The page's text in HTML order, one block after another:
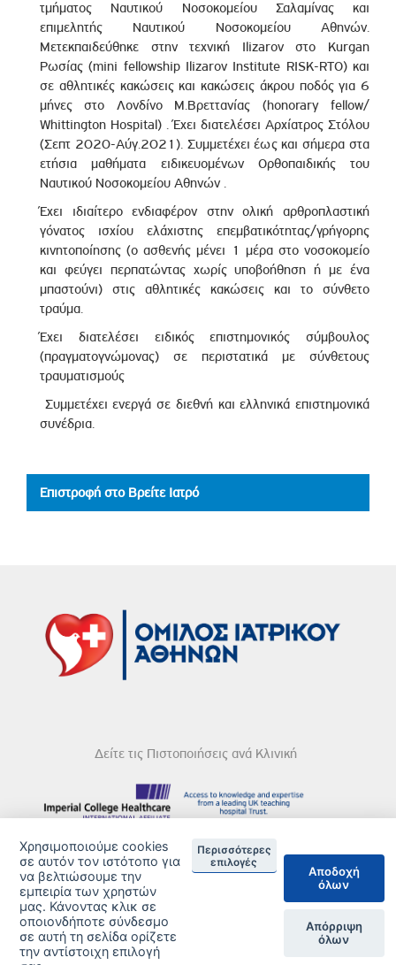
τμήματος Ναυτικού Νοσοκομείου Σαλαμίνας και
επιμελητής Ναυτικού Νοσοκομείου Αθηνών.
Μετεκπαιδεύθηκε στην τεχνική Ilizarov στο Kurgan
Ρωσίας (mini fellowship Ilizarov Institute RISK-RTO) και
σε αθλητικές κακώσεις και κακώσεις άκρου ποδός για 6
μήνες στο Λονδίνο Μ.Βρεττανίας (honorary fellow/
Whittington Hospital) . Έχει διατελέσει Αρχίατρος Στόλου
(Σεπτ 2020-Αύγ.2021). Συμμετέχει έως και σήμερα στα
ετήσια μαθήματα ειδικευομένων Ορθοπαιδικής του
Ναυτικού Νοσοκομείου Αθηνών .
Έχει ιδιαίτερο ενδιαφέρον στην ολική αρθροπλαστική
γόνατος ισχίου ελάχιστης επεμβατικότητας/γρήγορης
κινητοποίησης (ο ασθενής μένει 1 μέρα στο νοσοκομείο
και φεύγει περπατώντας χωρίς υποβοήθηση ή με ένα
μπαστούνι) στις αθλητικές κακώσεις και το σύνθετο
τραύμα.
Έχει διατελέσει ειδικός επιστημονικός σύμβουλος
(πραγματογνώμονας) σε περιστατικά με σύνθετους
τραυματισμούς
Συμμετέχει ενεργά σε διεθνή και ελληνικά επιστημονικά
συνέδρια.
Επιστροφή στο Βρείτε Ιατρό
Δείτε τις Πιστοποιήσεις ανά Κλινική
DISCLAIMER
© 2026 Copyright © Iatriko.gr | Powered by Aboutnet
Χρησιμοποιούμε cookies
σε αυτόν τον ιστότοπο για
να βελτιώσουμε την
εμπειρία των χρηστών
μας. Κάνοντας κλικ σε
οποιονδήποτε σύνδεσμο
σε αυτή τη σελίδα ορίζετε
την αντίστοιχη επιλογή
Περισσότερες
επιλογές
Αποδοχή
όλων
Απόρριψη
όλων